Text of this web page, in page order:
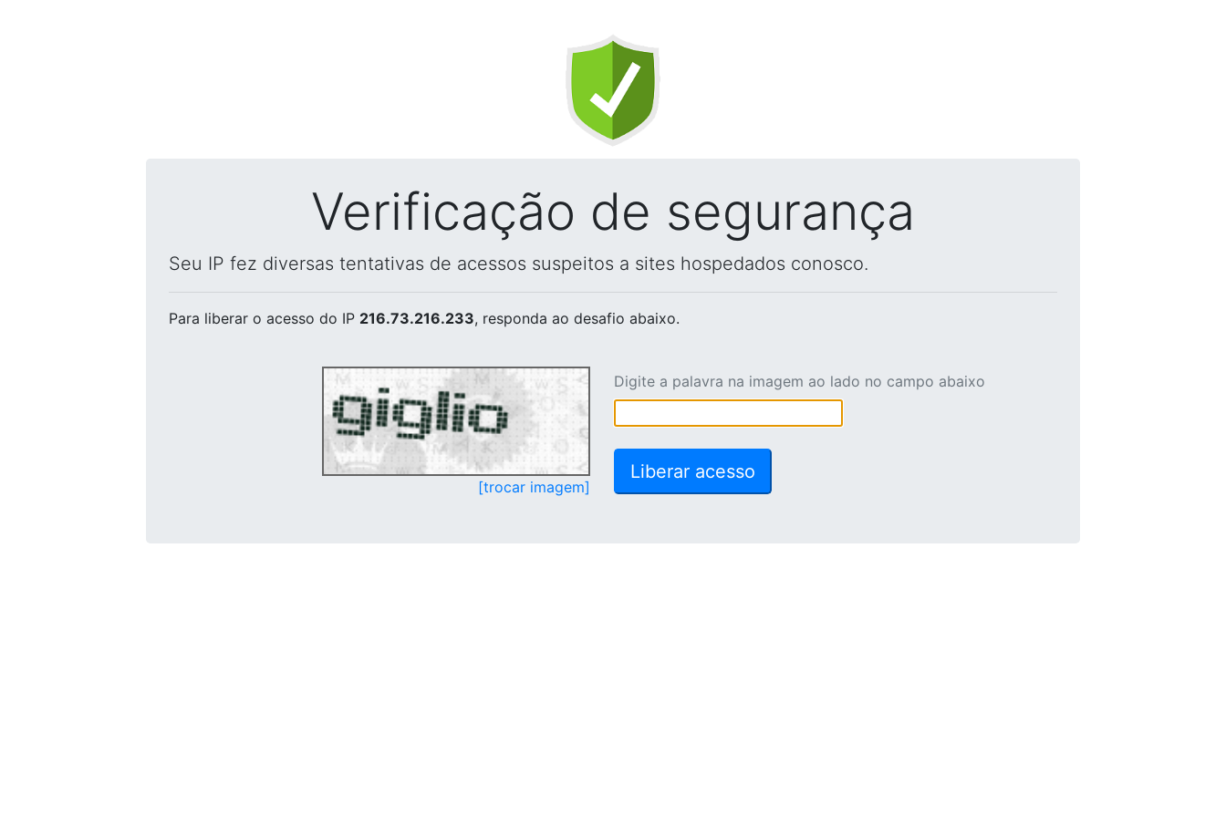
Verificação de segurança
Seu IP fez diversas tentativas de acessos suspeitos a sites hospedados conosco.
Para liberar o acesso do IP 216.73.216.233, responda ao desafio abaixo.
[trocar imagem]
Digite a palavra na imagem ao lado no campo abaixo